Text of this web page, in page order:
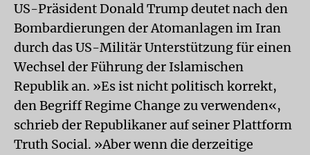
US-Präsident Donald Trump deutet nach den
Bombardierungen der Atomanlagen im Iran
durch das US-Militär Unterstützung für einen
Wechsel der Führung der Islamischen
Republik an. »Es ist nicht politisch korrekt,
den Begriff Regime Change zu verwenden«,
schrieb der Republikaner auf seiner Plattform
Truth Social. »Aber wenn die derzeitige